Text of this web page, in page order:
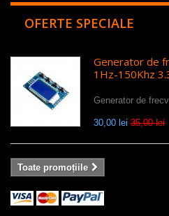
OFERTE SPECIALE
Generator de
1Hz-150Khz
Generator de
30,00 lei 35,00 lei
Toate promoțiile